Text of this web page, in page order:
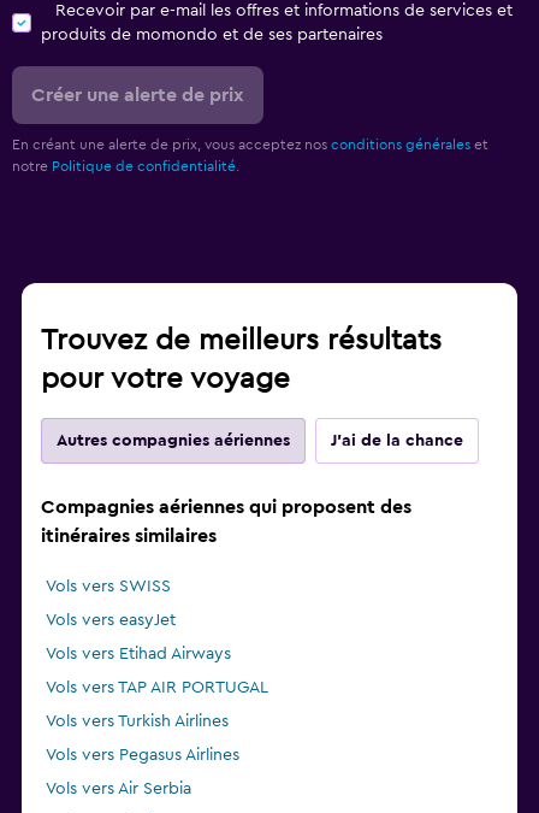
Recevoir par e-mail les offres et informations de services et
produits de momondo et de ses partenaires
Créer une alerte de prix
En créant une alerte de prix, vous acceptez nos conditions générales et
notre Politique de confidentialité.
Trouvez de meilleurs résultats
pour votre voyage
Autres compagnies aériennes J'ai de la chance
Compagnies aériennes qui proposent des
itinéraires similaires
Vols vers SWISS
Vols vers easyJet
Vols vers Etihad Airways
Vols vers TAP AIR PORTUGAL
Vols vers Turkish Airlines
Vols vers Pegasus Airlines
Vols vers Air Serbia